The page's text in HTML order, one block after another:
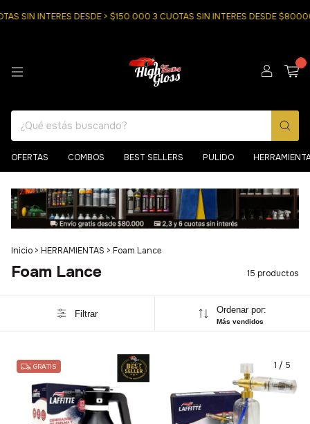
SIN INTERES DESDE > $150.000 3 CUOTAS SIN INTERES DESDE $80000
OFERTAS COMBOS BEST SELLERS PULIDO
Inicio > HERRAMIENTAS > Foam Lance
Foam Lance 15 productos
Filtrar Ordenar por:
Más vendidos
1/6
GRATIS 1 / 5